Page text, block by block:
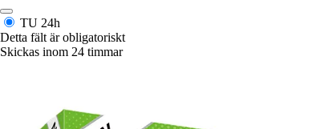
TU 24h
Detta fält är obligatoriskt
Skickas inom 24 timmar